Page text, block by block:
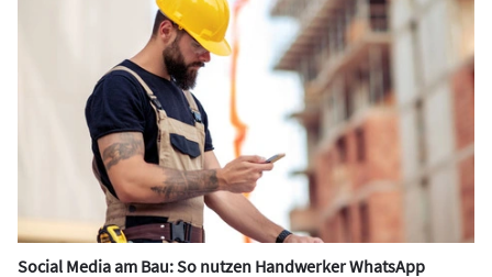
Social Media am Bau: So nutzen Handwerker WhatsApp